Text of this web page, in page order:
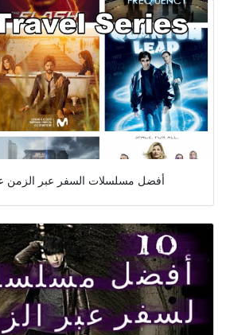
10 أفضل مسلسلات السفر عبر الزمن